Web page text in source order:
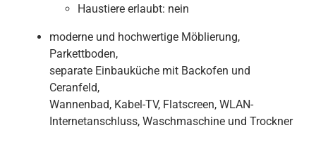
Haustiere erlaubt: nein
moderne und hochwertige Möblierung,
Parkettboden,
separate Einbauküche mit Backofen und
Ceranfeld,
Wannenbad, Kabel-TV, Flatscreen, WLAN-
Internetanschluss, Waschmaschine und Trockner